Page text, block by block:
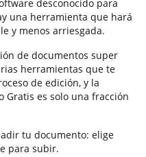
desconocido para
una herramienta que hará
y menos arriesgada.
de documentos super
herramientas que te
de edición, y la
Gratis es solo una fracción
tu documento: elige
para subir.